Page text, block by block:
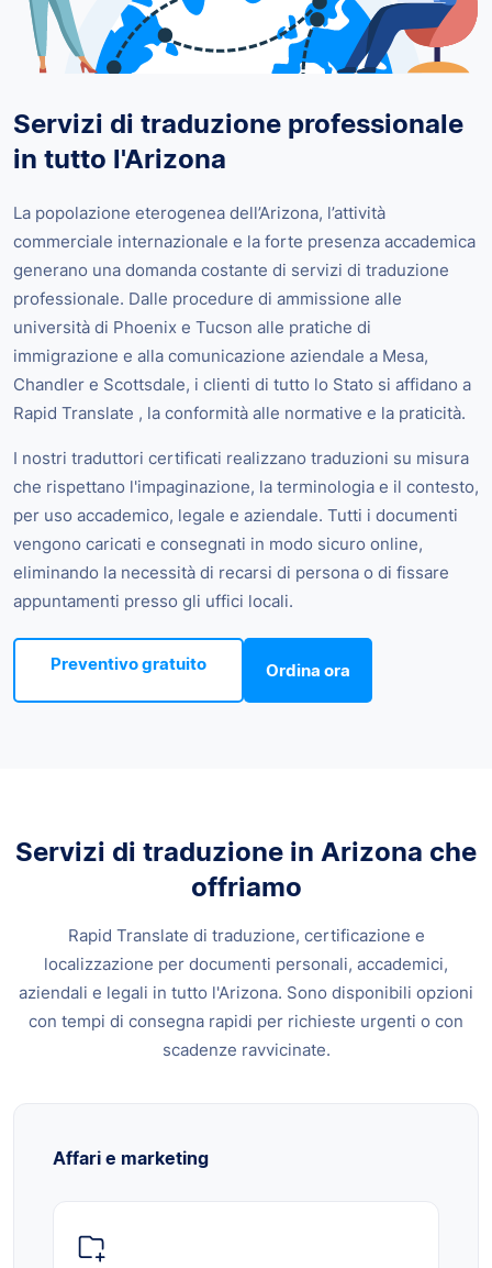
Servizi di traduzione professionale
in tutto l'Arizona
La popolazione eterogenea dell’Arizona, l’attività
commerciale internazionale e la forte presenza accademica
generano una domanda costante di servizi di traduzione
professionale. Dalle procedure di ammissione alle
università di Phoenix e Tucson alle pratiche di
immigrazione e alla comunicazione aziendale a Mesa,
Chandler e Scottsdale, i clienti di tutto lo Stato si affidano a
Rapid Translate , la conformità alle normative e la praticità.
I nostri traduttori certificati realizzano traduzioni su misura
che rispettano l'impaginazione, la terminologia e il contesto,
per uso accademico, legale e aziendale. Tutti i documenti
vengono caricati e consegnati in modo sicuro online,
eliminando la necessità di recarsi di persona o di fissare
appuntamenti presso gli uffici locali.
Preventivo gratuito Ordina ora
Servizi di traduzione in Arizona che
offriamo
Rapid Translate di traduzione, certificazione e
localizzazione per documenti personali, accademici,
aziendali e legali in tutto l'Arizona. Sono disponibili opzioni
con tempi di consegna rapidi per richieste urgenti o con
scadenze ravvicinate.
Affari e marketing